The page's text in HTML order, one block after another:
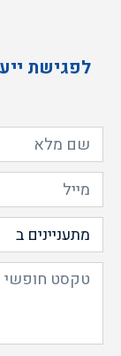
לפגישת